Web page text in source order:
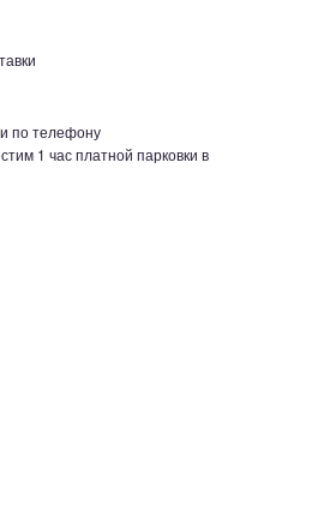
по телефону
1 час платной парковки в